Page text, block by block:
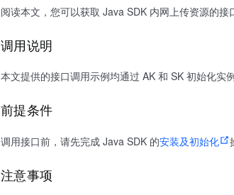
阅读本文，您可以获取 Java SDK 内网上传资源的接
调用说明
本文提供的接口调用示例均通过 AK 和 SK 初始化实例
前提条件
调用接口前，请先完成 Java SDK 的安装及初始化
注意事项